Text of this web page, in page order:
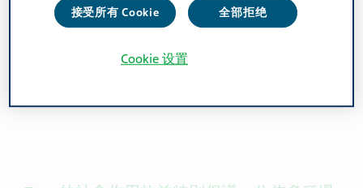
接受所有 Cookie 全部拒绝
Cookie 设置